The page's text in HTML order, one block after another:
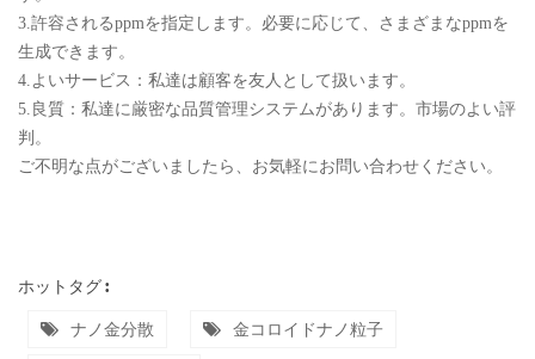
3.許容されるppmを指定します。必要に応じて、さまざまなppmを
生成できます。
4.よいサービス：私達は顧客を友人として扱います。
5.良質：私達に厳密な品質管理システムがあります。市場のよい評
判。
ご不明な点がございましたら、お気軽にお問い合わせください。
ホットタグ :
ナノ金分散 金コロイドナノ粒子